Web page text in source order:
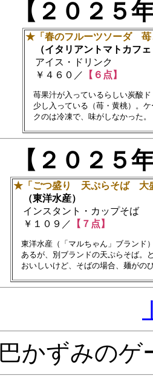
【２０２
★「春のフルーツソーダ 苺
（イタリアントマトカフェ
アイス・ドリンク
￥４６０／ 【６点】
苺果汁が入っているらしい炭酸
少し入っている（苺・黄桃）。
【２０２
★「ごつ盛り 天ぷらそば 大
（東洋水産）
インスタント・カップそば
￥１０９／
【７点】
東洋水産（「マルちゃん」ブランド
あるが、別ブランドの天ぷらそば。
巴かずみのゲ